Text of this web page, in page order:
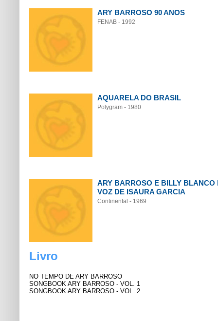
ARY BARROSO 90 ANOS
FENAB - 1992
AQUARELA DO BRASIL
Polygram - 1980
ARY BARROSO E BILLY BLANCO
VOZ DE ISAURA GARCIA
Continental - 1969
Livro
NO TEMPO DE ARY BARROSO
SONGBOOK ARY BARROSO - VOL. 1
SONGBOOK ARY BARROSO - VOL. 2